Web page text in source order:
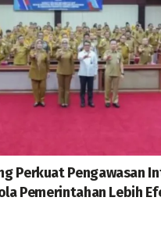
Perkuat Pengawasan
Pemerintahan Lebih